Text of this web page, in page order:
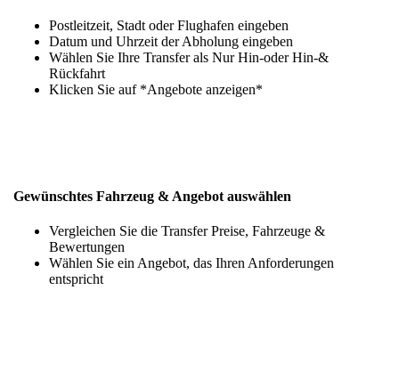
Postleitzeit, Stadt oder Flughafen eingeben
Datum und Uhrzeit der Abholung eingeben
Wählen Sie Ihre Transfer als Nur Hin-oder Hin-&
Rückfahrt
Klicken Sie auf *Angebote anzeigen*
Gewünschtes Fahrzeug & Angebot auswählen
Vergleichen Sie die Transfer Preise, Fahrzeuge &
Bewertungen
Wählen Sie ein Angebot, das Ihren Anforderungen
entspricht